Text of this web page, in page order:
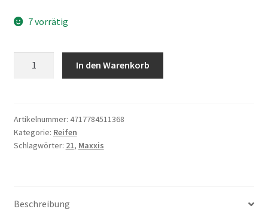
7 vorrätig
-
21
56H
In den Warenkorb
Artikelnummer: 4717784511368
Kategorie: Reifen
Schlagwörter: 21, Maxxis
Beschreibung